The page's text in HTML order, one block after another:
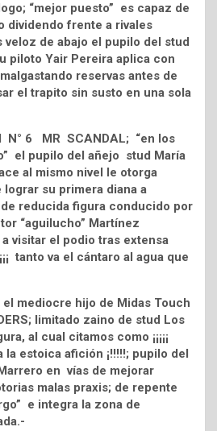
“mejor puesto” es capaz de
dividendo frente a rivales
veloz de abajo el pupilo del stud
piloto Yair Pereira aplica con
reservas antes de
el trapito sin susto en una sola
N° 6 MR SCANDAL; “en los
el pupilo del añejo stud María
al mismo nivel le otorga
su primera diana a
reducida figura conducido por
“aguilucho” Martínez
visitar el podio tras extensa
tanto va el cántaro al agua que
mediocre hijo de Midas Touch
limitado zaino de stud Los
al cual citamos como ¡¡¡¡¡
la estoica afición ¡!!!!!; pupilo del
en vías de mejorar
malas praxis; de repente
e integra la zona de